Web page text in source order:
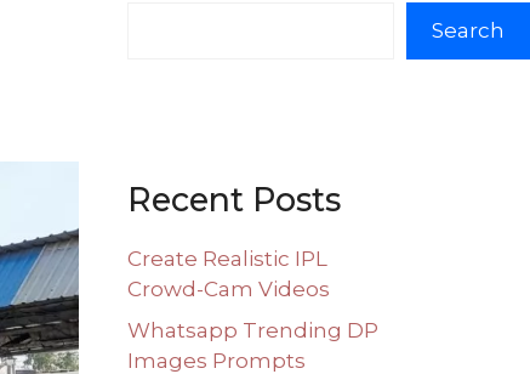
Search
Recent Posts
Create Realistic IPL
Crowd-Cam Videos
Whatsapp Trending DP
Images Prompts